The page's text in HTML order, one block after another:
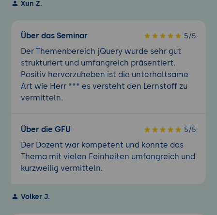
Xun Z.
Über das Seminar 5/5
Der Themenbereich jQuery wurde sehr gut
strukturiert und umfangreich präsentiert.
Positiv hervorzuheben ist die unterhaltsame
Art wie Herr *** es versteht den Lernstoff zu
vermitteln.
Über die GFU 5/5
Der Dozent war kompetent und konnte das
Thema mit vielen Feinheiten umfangreich und
kurzweilig vermitteln.
Volker J.